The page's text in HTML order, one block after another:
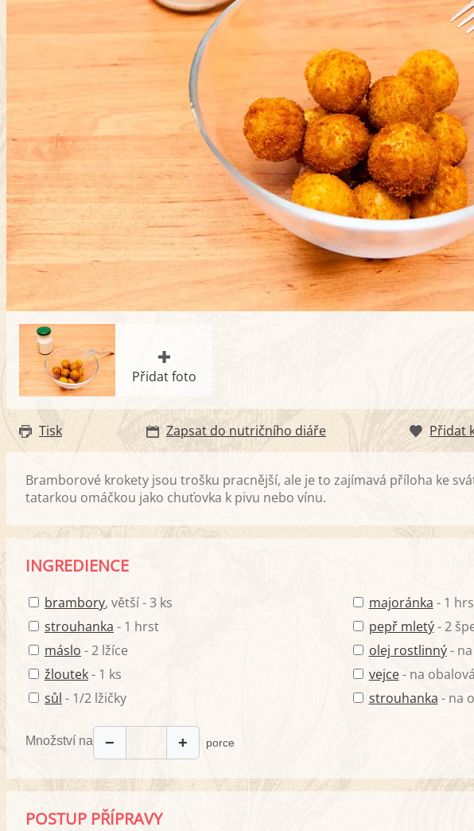
Přidat foto
Tisk Zapsat do nutričního diáře Přidat
Bramborové krokety jsou trošku pracnější, ale je to zajímavá příloha ke
tatarkou omáčkou jako chuťovka k pivu nebo vínu.
INGREDIENCE
brambory, větší - 3 ks
strouhanka - 1 hrst
máslo - 2 lžíce
žloutek- 1 ks
sůl - 1/2 lžičky
majoránka - 1
pepř mletý- 2
olej rostlinný- na
vejce- na
strouhanka - na
Množství na − + porce
POSTUP PŘÍPRAVY